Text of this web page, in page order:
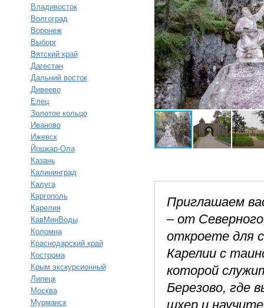
Владивосток
Волгоград
Воронеж
Выборг
Вятский край
Дагестан
Дальний восток
Дивеево
Елец
Золотое кольцо
Иваново
Ижевск
Йошкар-Ола
Казань
Калининград
Калуга
Каргополь
Карелия
КавМинВоды
Коломна
Краснодарский край
Кострома
Крым экскурсионный
Липецк
Москва
Мурманск
Приглашаем
– от
откроете для
Карелии с
которой
Березово, где
шхер и